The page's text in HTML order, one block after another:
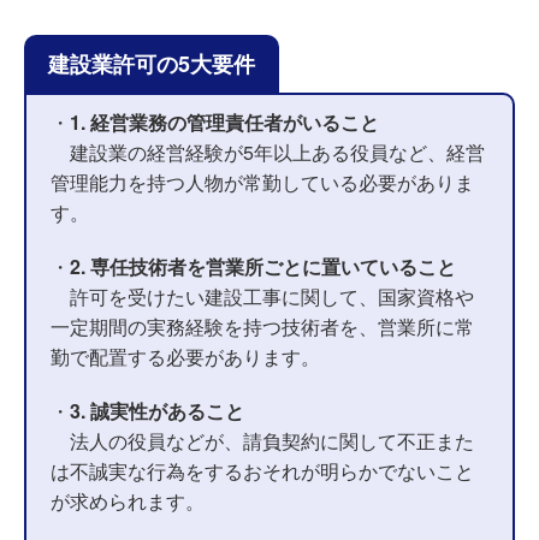
建設業許可の5大要件
・ 1. 経営業務の管理責任者がいること
建設業の経営経験が5年以上ある役員など、経営
管理能力を持つ人物が常勤している必要がありま
す。
・ 2. 専任技術者を営業所ごとに置いていること
許可を受けたい建設工事に関して、国家資格や
一定期間の実務経験を持つ技術者を、営業所に常
勤で配置する必要があります。
・ 3. 誠実性があること
法人の役員などが、請負契約に関して不正また
は不誠実な行為をするおそれが明らかでないこと
が求められます。